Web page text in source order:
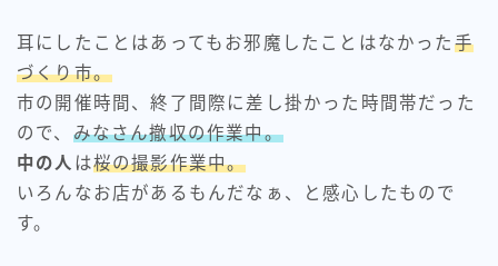
耳にしたことはあってもお邪魔したことはなかった 手
づくり市。
市の開催時間、終了間際に差し掛かった時間帯だった
ので、 みなさん撤収の作業中。
中の人 は桜の撮影作業中。
いろんなお店があるもんだなぁ、と感心したもので
す。